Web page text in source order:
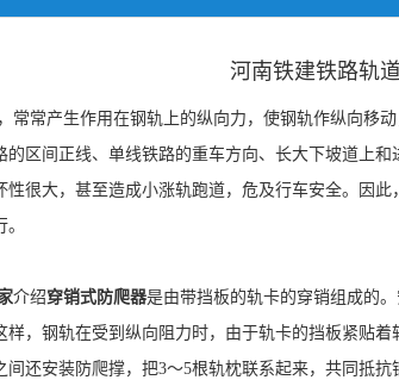
河南铁建铁路轨
产生作用在钢轨上的纵向力，使钢轨作纵向移动
的区间正线、单线铁路的重车方向、长大下坡道上
性很大，甚至造成小涨轨跑道，危及行车安全。因
介绍穿销式防爬器是由带挡板的轨卡的穿销组成的
样，钢轨在受到纵向阻力时，由于轨卡的挡板紧贴
间还安装防爬撑，把3～5根轨枕联系起来，共同抵抗